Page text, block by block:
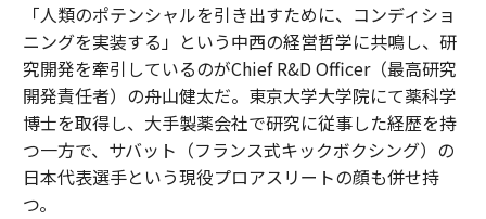
「人類のポテンシャルを引き出すために、コンディショ
ニングを実装する」という中西の経営哲学に共鳴し、研
究開発を牽引しているのがChief R&D Officer（最高研究
開発責任者）の舟山健太だ。東京大学大学院にて薬科学
博士を取得し、大手製薬会社で研究に従事した経歴を持
つ一方で、サバット（フランス式キックボクシング）の
日本代表選手という現役プロアスリートの顔も併せ持
つ。